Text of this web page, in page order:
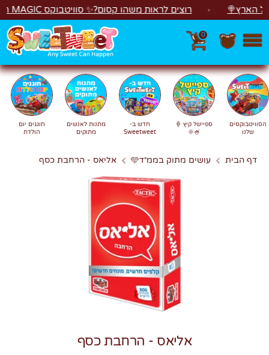
דלג רוצים לראות משהו קסום?✨ סוויטבוקס MAGIC הפך ל"מכונת משחקים"! 🎁🕹️
0
חפשחיפוש
הסוויטבוקסים
שלנו
ספיישל קיץ 🍦
🍧🌞
חדש ב-
Sweetweet
מתנות לאנשים
מתוקים
חוגגים יום
הולדת
דף הבית עושים מתוק בממ״ד🩵 אליאס - הרחבת כסף
אליאס - הרחבת כסף